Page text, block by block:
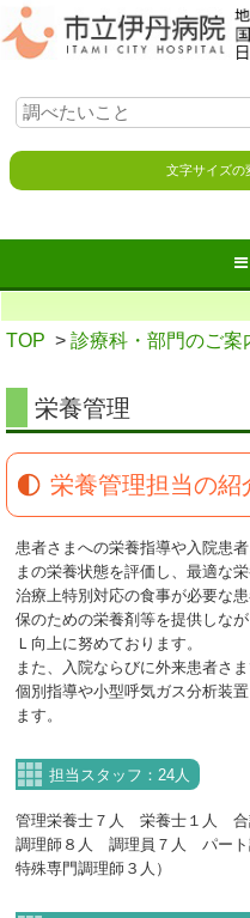
文字サイズ
TOP > 診療科・部門のご案
栄養管理
栄養管理担当の紹
患者さまへの栄養指導や入院患
まの栄養状態を評価し、最適な
治療上特別対応の食事が必要な
保のための栄養剤等を提供しな
Ｌ向上に努めております。
また、入院ならびに外来患者さ
個別指導や小型呼気ガス分析装
ます。
担当スタッフ：24人
管理栄養士７人 栄養士１人 合
調理師８人 調理員７人 パート
特殊専門調理師３人）